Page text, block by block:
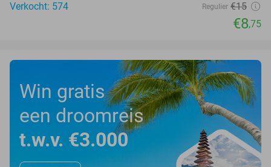
Verkocht: 574
Regulier €15
€8,75
Win gratis
een droomreis
t.w.v. €3.000